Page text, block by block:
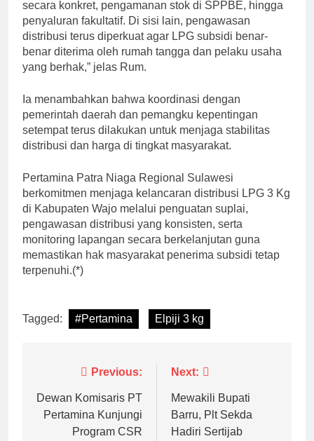
secara konkret, pengamanan stok di SPPBE, hingga
penyaluran fakultatif. Di sisi lain, pengawasan
distribusi terus diperkuat agar LPG subsidi benar-
benar diterima oleh rumah tangga dan pelaku usaha
yang berhak,” jelas Rum.
Ia menambahkan bahwa koordinasi dengan
pemerintah daerah dan pemangku kepentingan
setempat terus dilakukan untuk menjaga stabilitas
distribusi dan harga di tingkat masyarakat.
Pertamina Patra Niaga Regional Sulawesi
berkomitmen menjaga kelancaran distribusi LPG 3 Kg
di Kabupaten Wajo melalui penguatan suplai,
pengawasan distribusi yang konsisten, serta
monitoring lapangan secara berkelanjutan guna
memastikan hak masyarakat penerima subsidi tetap
terpenuhi.(*)
Tagged: #Pertamina Elpiji 3 kg
Navigasi
pos
Previous:
Dewan Komisaris PT
Pertamina Kunjungi
Program CSR
Next:
Mewakili Bupati
Barru, Plt Sekda
Hadiri Sertijab